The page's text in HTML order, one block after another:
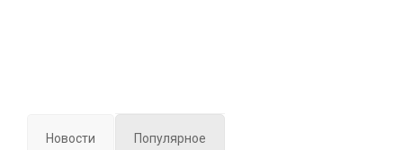
Новости Популярное